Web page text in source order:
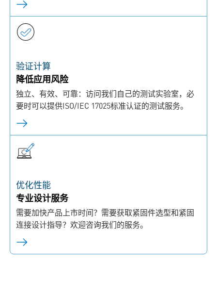
验证计算
降低应用风险
独立、有效、可靠：访问我们自己的测试实验室，必
要时可以提供ISO/IEC 17025标准认证的测试服务。
优化性能
专业设计服务
需要加快产品上市时间？需要获取紧固件选型和紧固
连接设计指导？欢迎咨询我们的服务。